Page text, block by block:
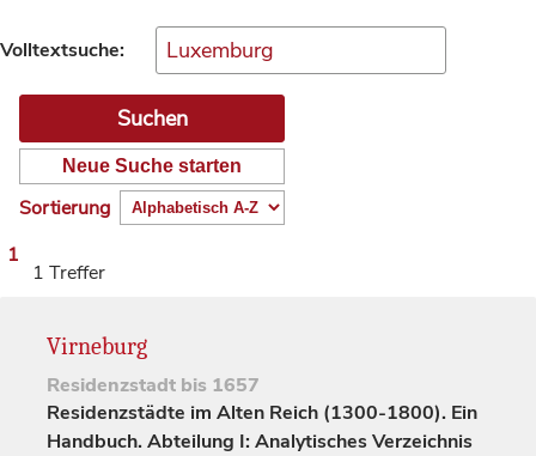
Volltextsuche:
Neue Suche starten
Sortierung
1
1 Treffer
Virneburg
Residenzstadt bis 1657
Residenzstädte im Alten Reich (1300-1800). Ein
Handbuch. Abteilung I: Analytisches Verzeichnis